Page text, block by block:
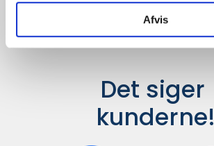
Afvis
Det siger
kunderne!